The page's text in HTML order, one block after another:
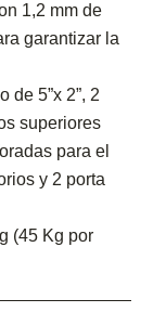
1,2 mm de
garantizar la
de 5”x 2”, 2
superiores
para el
y 2 porta
(45 Kg por